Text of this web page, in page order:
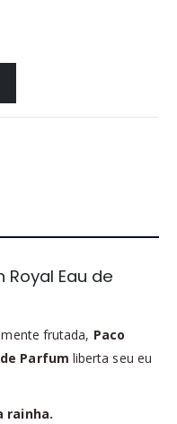
Royal Eau de
frutada, Paco
Parfum liberta seu eu
rainha.